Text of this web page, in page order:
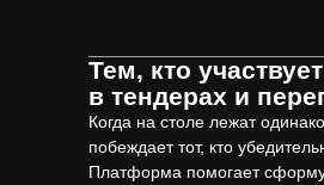
Тем, кто участвует
в тендерах и
Когда на столе лежат
побеждает тот, кто
Платформа помогает